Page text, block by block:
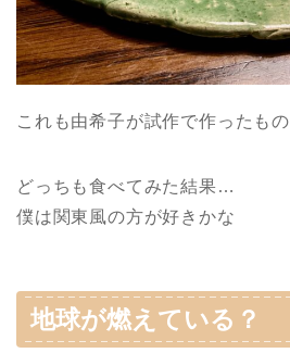
これも由希子が試作で作ったもの
どっちも食べてみた結果…
僕は関東風の方が好きかな
地球が燃えている？